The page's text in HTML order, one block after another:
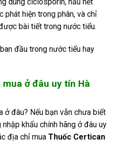
phát hiện trong phân, và chỉ
bài tiết trong nước tiểu.
đầu trong nước tiểu hay
ở đâu uy tín Hà
ở đâu? Nếu bạn vẫn chưa biết
nhập khẩu chính hãng ở đâu uy
địa chỉ mua Thuốc Certican